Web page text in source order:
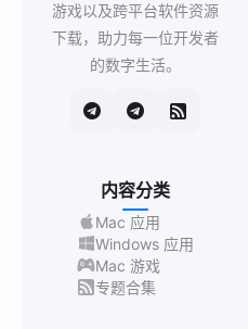
游戏以及跨平台软件资源
下载，助力每一位开发者
的数字生活。
内容分类
Mac 应用
Windows 应用
Mac 游戏
专题合集